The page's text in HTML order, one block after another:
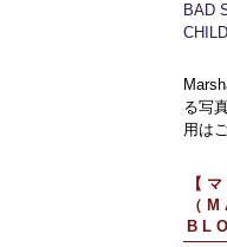
BAD
CHILD
る写
用は
【
（